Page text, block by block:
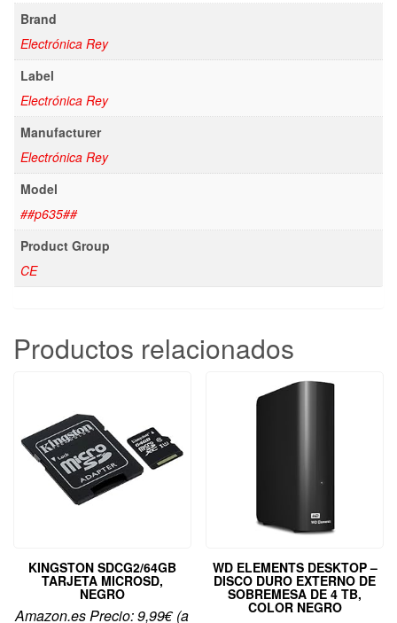
Brand
Electrónica Rey
Label
Electrónica Rey
Manufacturer
Electrónica Rey
Model
##p635##
Product Group
CE
Productos relacionados
KINGSTON SDCG2/64GB
TARJETA MICROSD,
NEGRO
Amazon.es Precio:9,99€(a
WD ELEMENTS DESKTOP –
DISCO DURO EXTERNO DE
SOBREMESA DE 4 TB,
COLOR NEGRO